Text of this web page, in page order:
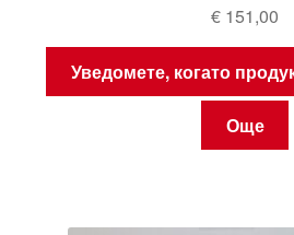
€ 151,00
Уведомете, когато
Още